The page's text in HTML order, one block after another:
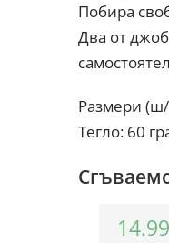
Побира
Два от
Размери
Тегло: 60